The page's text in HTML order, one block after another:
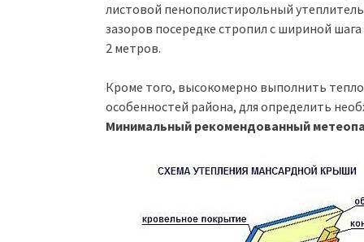
листовой пенополистирольный
зазоров посередке стропил с шириной
2 метров.
Кроме того, высокомерно выполнить
особенностей района, для определить
Минимальный рекомендованный